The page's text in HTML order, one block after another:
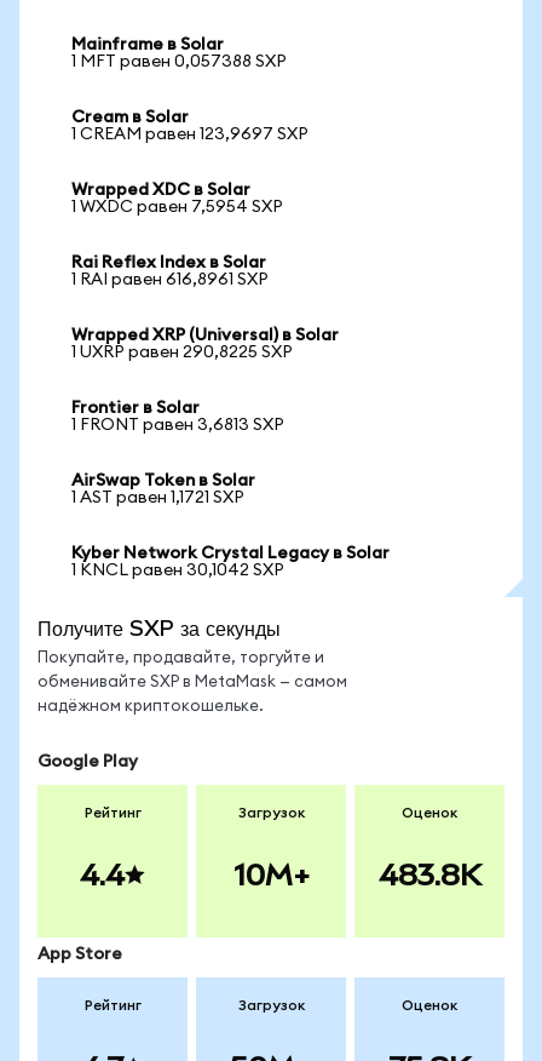
Mainframe в Solar
1 MFT равен 0,057388 SXP
Cream в Solar
1 CREAM равен 123,9697 SXP
Wrapped XDC в Solar
1 WXDC равен 7,5954 SXP
Rai Reflex Index в Solar
1 RAI равен 616,8961 SXP
Wrapped XRP (Universal) в Solar
1 UXRP равен 290,8225 SXP
Frontier в Solar
1 FRONT равен 3,6813 SXP
AirSwap Token в Solar
1 AST равен 1,1721 SXP
Kyber Network Crystal Legacy в Solar
1 KNCL равен 30,1042 SXP
Получите SXP за секунды
Покупайте, продавайте, торгуйте и
обменивайте SXP в MetaMask — самом
надёжном криптокошельке.
Google Play
Рейтинг
4.4
Загрузок
10M+
Оценок
483.8K
App Store
Рейтинг Загрузок Оценок